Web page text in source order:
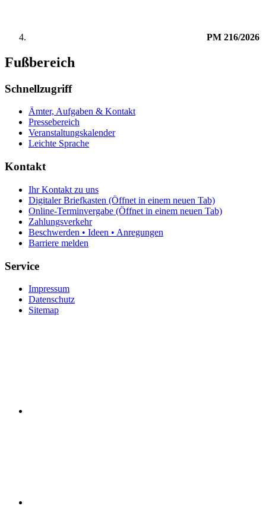
PM 216/2026
Fußbereich
Schnellzugriff
Ämter, Aufgaben & Kontakt
Pressebereich
Veranstaltungskalender
Leichte Sprache
Kontakt
Ihr Kontakt zu uns
Digitaler Briefkasten (Öffnet in einem neuen Tab)
Online-Terminvergabe (Öffnet in einem neuen Tab)
Zahlungsverkehr
Beschwerden • Ideen • Anregungen
Barriere melden
Service
Impressum
Datenschutz
Sitemap